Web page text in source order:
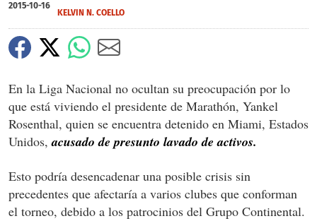
2015-10-16
KELVIN N. COELLO
En la Liga Nacional no ocultan su preocupación por lo
que está viviendo el presidente de Marathón, Yankel
Rosenthal, quien se encuentra detenido en Miami, Estados
Unidos,acusado de presunto lavado de activos.
Esto podría desencadenar una posible crisis sin
precedentes que afectaría a varios clubes que conforman
el torneo, debido a los patrocinios del Grupo Continental.